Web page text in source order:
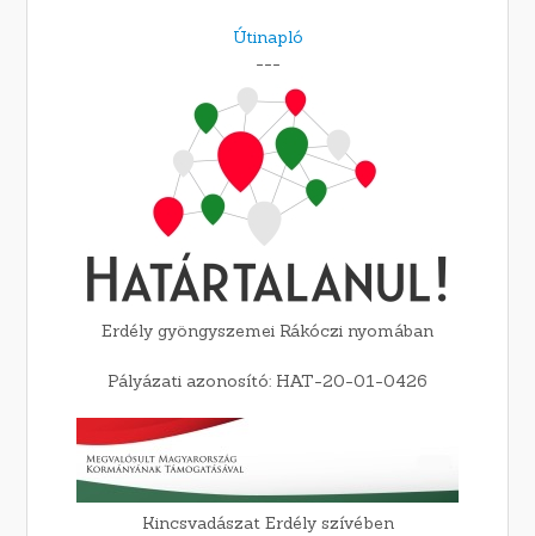
Útinapló
---
Erdély gyöngyszemei Rákóczi nyomában
Pályázati azonosító: HAT-20-01-0426
Kincsvadászat Erdély szívében